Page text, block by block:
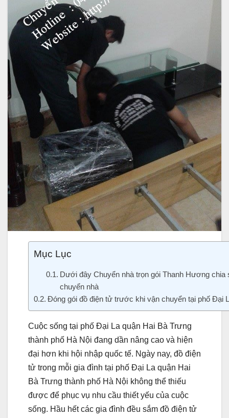
Mục Lục
Dưới đây Chuyển nhà trọn gói Thanh Hương
chuyển nhà
Đóng gói đồ điện tử trước khi vận chuyển tại phố Đại
Cuộc sống tại phố Đại La quận Hai Bà Trưng
thành phố Hà Nội đang dần nâng cao và hiện
đại hơn khi hội nhập quốc tế. Ngày nay, đồ điện
tử trong mỗi gia đình tại phố Đại La quận Hai
Bà Trưng thành phố Hà Nội không thể thiếu
được để phục vụ nhu cầu thiết yếu của cuộc
sống. Hầu hết các gia đình đều sắm đồ điện tử